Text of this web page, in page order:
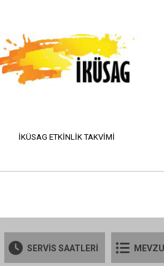
İKÜSAG ETKINLIK TAKVIMI
SERVİS SAATLERİ